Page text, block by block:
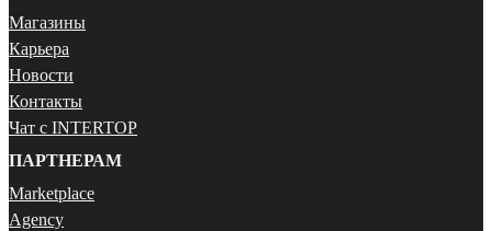
Магазины
Карьера
Новости
Контакты
Чат с INTERTOP
ПАРТНЕРАМ
Marketplace
Agency